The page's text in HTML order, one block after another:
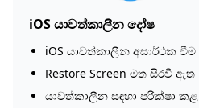
iOS යාවත්කාලීන දෝෂ
iOS යාවත්කාලීන අසාර්ථක වීම
Restore Screen මත සිරවී ඇත
යාවත්කාලීන සඳහා පරීක්ෂා කළ